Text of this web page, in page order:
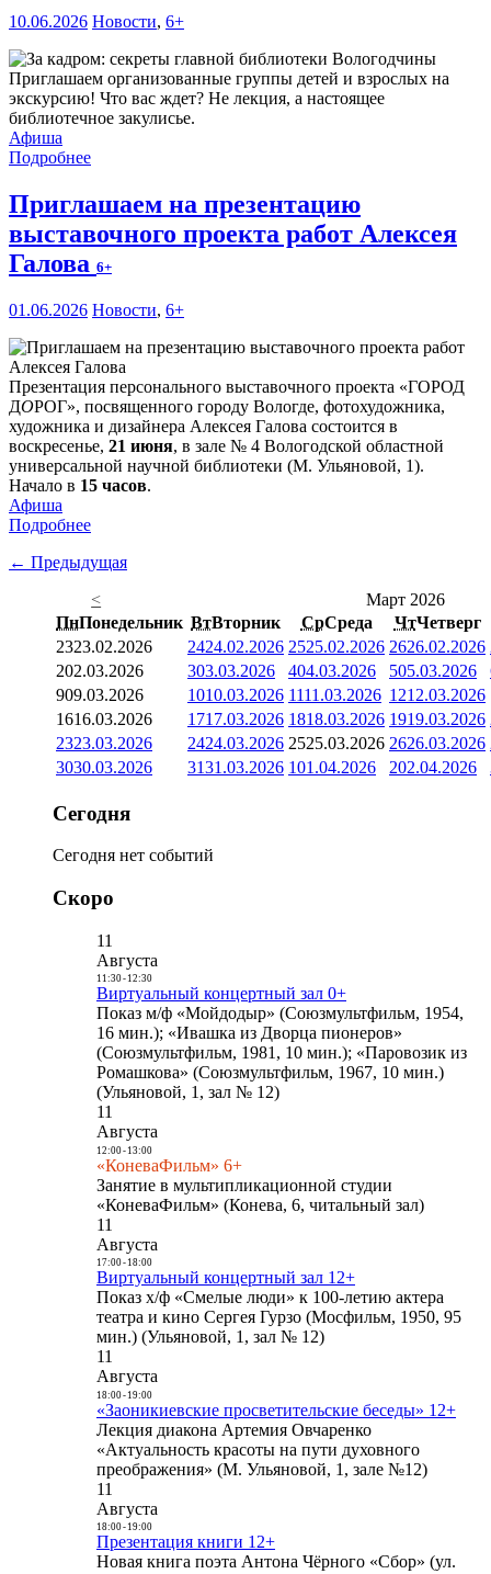
10.06.2026 Новости, 6+
Приглашаем организованные группы детей и взрослых на
экскурсию! Что вас ждет? Не лекция, а настоящее
библиотечное закулисье.
Афиша
Подробнее
Приглашаем на презентацию
выставочного проекта работ Алексея
Галова 6+
01.06.2026 Новости, 6+
Презентация персонального выставочного проекта «ГОРОД
ДОРОГ», посвященного городу Вологде, фотохудожника,
художника и дизайнера Алексея Галова состоится в
воскресенье, 21 июня, в зале № 4 Вологодской областной
универсальной научной библиотеки (М. Ульяновой, 1).
Начало в 15 часов.
Афиша
Подробнее
← Предыдущая
<
Март 2026
ПнПонедельник ВтВторник СрСреда ЧтЧетверг
2323.02.2026 2424.02.2026 2525.02.2026 2626.02.2026
202.03.2026 303.03.2026 404.03.2026 505.03.2026
909.03.2026 1010.03.2026 1111.03.2026 1212.03.2026
1616.03.2026 1717.03.2026 1818.03.2026 1919.03.2026
2323.03.2026 2424.03.2026 2525.03.2026 2626.03.2026
3030.03.2026 3131.03.2026 101.04.2026 202.04.2026
Сегодня
Сегодня нет событий
Скоро
11
Августа
11:30- 12:30
Виртуальный концертный зал 0+
Показ м/ф «Мойдодыр» (Союзмультфильм, 1954,
16 мин.); «Ивашка из Дворца пионеров»
(Союзмультфильм, 1981, 10 мин.); «Паровозик из
Ромашкова» (Союзмультфильм, 1967, 10 мин.)
(Ульяновой, 1, зал № 12)
11
Августа
12:00- 13:00
«КоневаФильм» 6+
Занятие в мультипликационной студии
«КоневаФильм» (Конева, 6, читальный зал)
11
Августа
17:00- 18:00
Виртуальный концертный зал 12+
Показ х/ф «Смелые люди» к 100-летию актера
театра и кино Сергея Гурзо (Мосфильм, 1950, 95
мин.) (Ульяновой, 1, зал № 12)
11
Августа
18:00- 19:00
«Заоникиевские просветительские беседы» 12+
Лекция диакона Артемия Овчаренко
«Актуальность красоты на пути духовного
преображения» (М. Ульяновой, 1, зале №12)
11
Августа
18:00- 19:00
Презентация книги 12+
Новая книга поэта Антона Чёрного «Сбор» (ул.